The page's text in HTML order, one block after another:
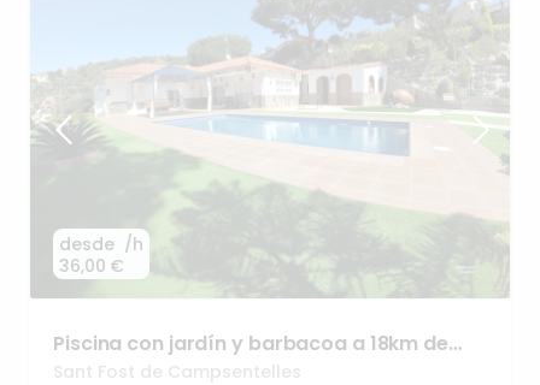
desde
36,00 €
/h
Piscina con jardín y barbacoa a 18km de
Barcelona
Sant Fost de Campsentelles